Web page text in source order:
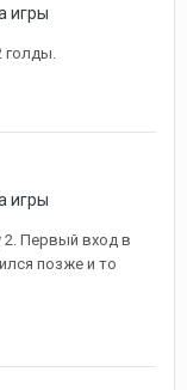
игры
голды.
игры
2. Первый вход в
позже и то